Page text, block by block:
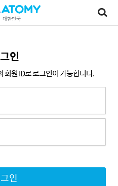
대한민국
인
회원 ID로 로그인이 가능합니다.
인